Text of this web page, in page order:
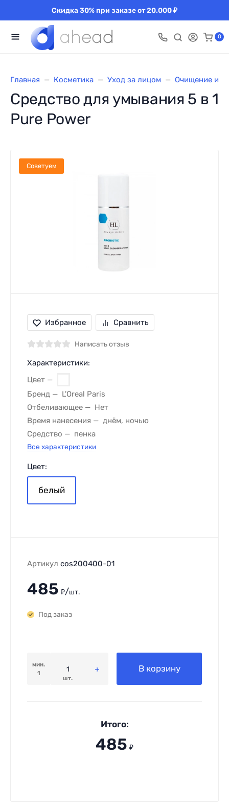
Скидка 30% при заказе от 20.000 ₽
0
Главная Косметика Уход за лицом Очищение и
Средство для умывания 5 в 1
Pure Power
Советуем
Избранное Сравнить
Написать отзыв
Характеристики:
Цвет
Бренд
L'Oreal Paris
Отбеливающее
Нет
Время нанесения
днём, ночью
Средство
пенка
Все характеристики
Цвет:
белый
Артикул cos200400-01
485 ₽/шт.
Под заказ
мин.
1
шт.
В корзину
Итого:
485 ₽